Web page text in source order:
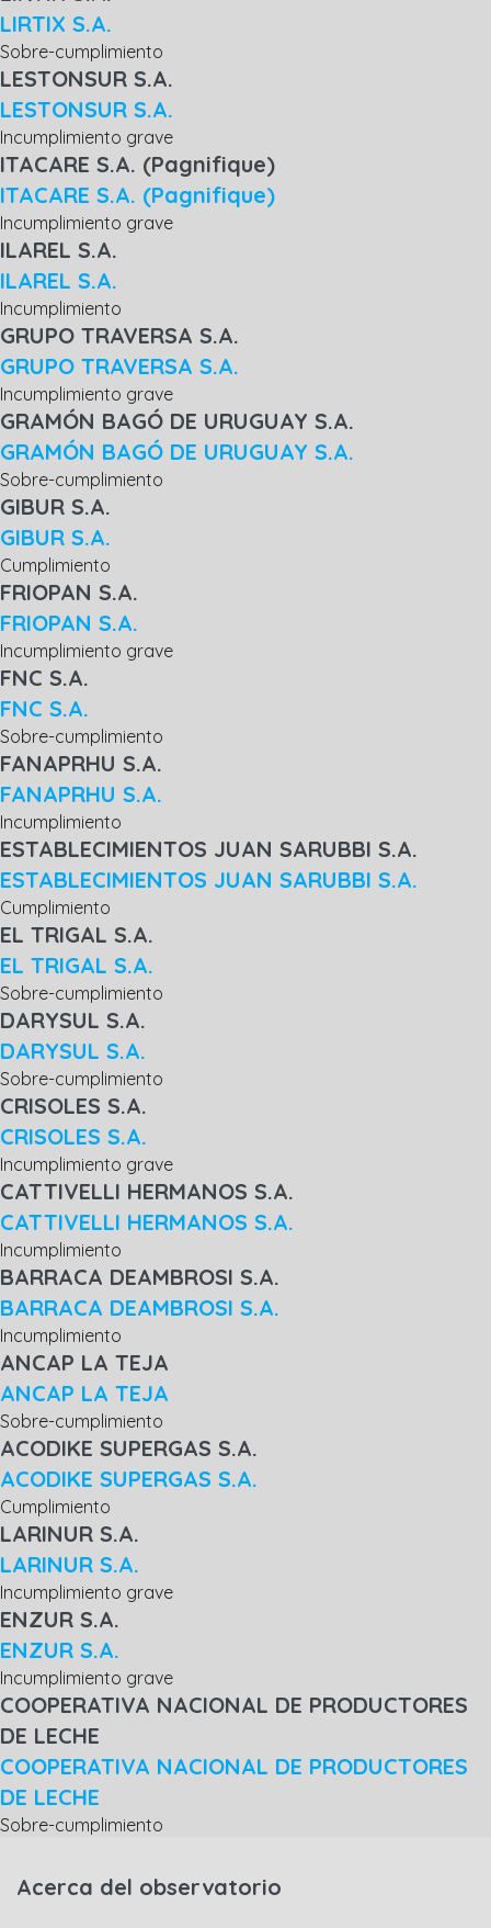
LIRTIX S.A.
Sobre-cumplimiento
LESTONSUR S.A.
LESTONSUR S.A.
Incumplimiento grave
ITACARE S.A. (Pagnifique)
ITACARE S.A. (Pagnifique)
Incumplimiento grave
ILAREL S.A.
ILAREL S.A.
Incumplimiento
GRUPO TRAVERSA S.A.
GRUPO TRAVERSA S.A.
Incumplimiento grave
GRAMÓN BAGÓ DE URUGUAY S.A.
GRAMÓN BAGÓ DE URUGUAY S.A.
Sobre-cumplimiento
GIBUR S.A.
GIBUR S.A.
Cumplimiento
FRIOPAN S.A.
FRIOPAN S.A.
Incumplimiento grave
FNC S.A.
FNC S.A.
Sobre-cumplimiento
FANAPRHU S.A.
FANAPRHU S.A.
Incumplimiento
ESTABLECIMIENTOS JUAN SARUBBI S.A.
ESTABLECIMIENTOS JUAN SARUBBI S.A.
Cumplimiento
EL TRIGAL S.A.
EL TRIGAL S.A.
Sobre-cumplimiento
DARYSUL S.A.
DARYSUL S.A.
Sobre-cumplimiento
CRISOLES S.A.
CRISOLES S.A.
Incumplimiento grave
CATTIVELLI HERMANOS S.A.
CATTIVELLI HERMANOS S.A.
Incumplimiento
BARRACA DEAMBROSI S.A.
BARRACA DEAMBROSI S.A.
Incumplimiento
ANCAP LA TEJA
ANCAP LA TEJA
Sobre-cumplimiento
ACODIKE SUPERGAS S.A.
ACODIKE SUPERGAS S.A.
Cumplimiento
LARINUR S.A.
LARINUR S.A.
Incumplimiento grave
ENZUR S.A.
ENZUR S.A.
Incumplimiento grave
COOPERATIVA NACIONAL DE PRODUCTORES
DE LECHE
COOPERATIVA NACIONAL DE PRODUCTORES
DE LECHE
Sobre-cumplimiento
Acerca del observatorio